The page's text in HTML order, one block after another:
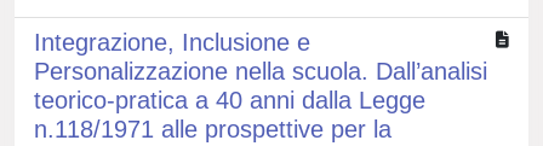
Integrazione, Inclusione e
Personalizzazione nella scuola. Dall’analisi
teorico-pratica a 40 anni dalla Legge
n.118/1971 alle prospettive per la